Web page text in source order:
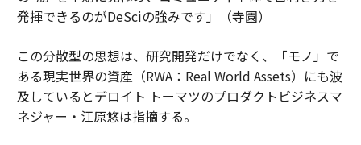
発揮できるのがDeSciの強みです」（寺園）
この分散型の思想は、研究開発だけでなく、「モノ」で
ある現実世界の資産（RWA：Real World Assets）にも波
及しているとデロイト トーマツのプロダクトビジネスマ
ネジャー・江原悠は指摘する。